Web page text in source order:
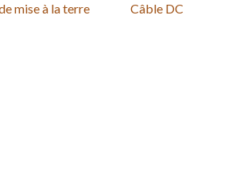
mise à la terre Câble DC